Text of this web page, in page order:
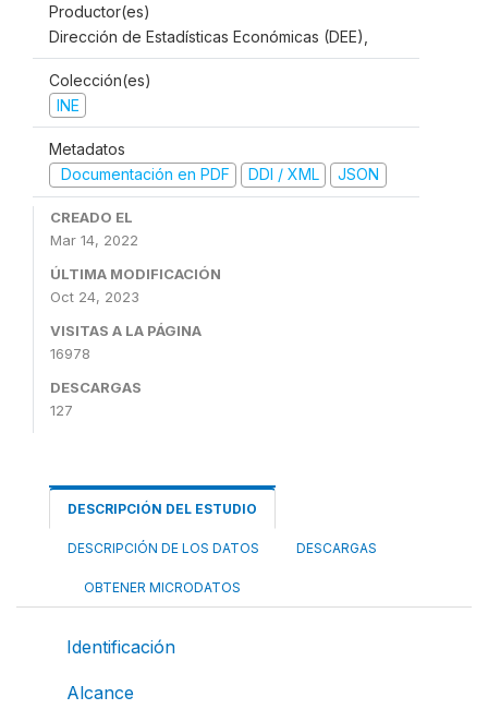
Productor(es)
Dirección de Estadísticas Económicas (DEE),
Colección(es)
INE
Metadatos
Documentación en PDF
DDI / XML JSON
CREADO EL
Mar 14, 2022
ÚLTIMA MODIFICACIÓN
Oct 24, 2023
VISITAS A LA PÁGINA
16978
DESCARGAS
127
DESCRIPCIÓN DEL ESTUDIO
DESCRIPCIÓN DE LOS DATOS DESCARGAS
OBTENER MICRODATOS
Identificación
Alcance